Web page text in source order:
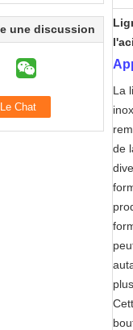
une discussion
La
de